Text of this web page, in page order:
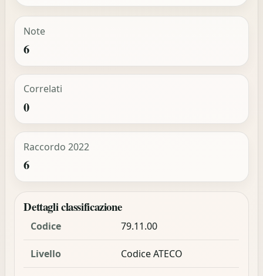
Note
6
Correlati
0
Raccordo 2022
6
Dettagli classificazione
Codice 79.11.00
Livello Codice ATECO